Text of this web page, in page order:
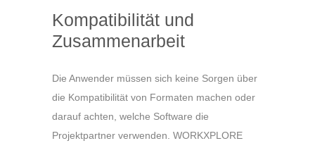
Kompatibilität und
Zusammenarbeit
Die Anwender müssen sich keine Sorgen über
die Kompatibilität von Formaten machen oder
darauf achten, welche Software die
Projektpartner verwenden. WORKXPLORE